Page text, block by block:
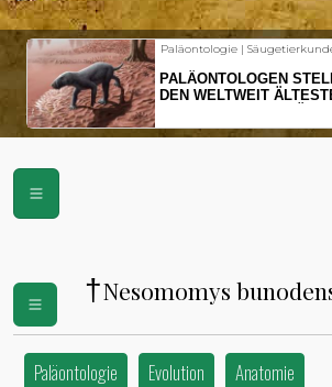
Paläontologie |
PALÄONTOLOGEN
DEN WELTWEIT
VOR
†Nesomomys
Paläontologie Evolution Anatomie